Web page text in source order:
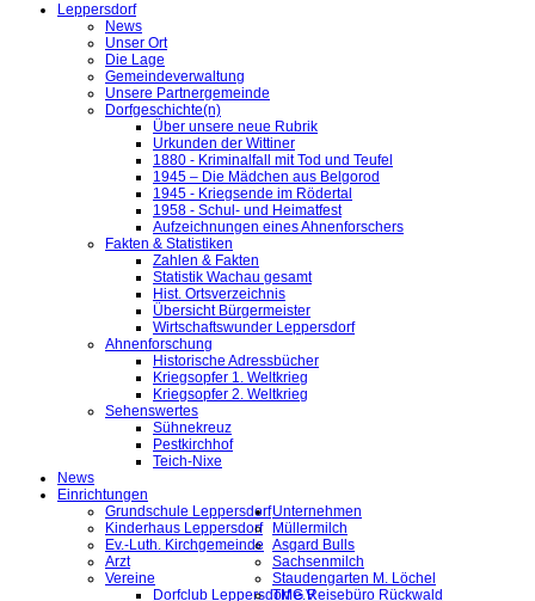
Leppersdorf
News
Unser Ort
Die Lage
Gemeindeverwaltung
Unsere Partnergemeinde
Dorfgeschichte(n)
Über unsere neue Rubrik
Urkunden der Wittiner
1880 - Kriminalfall mit Tod und Teufel
1945 – Die Mädchen aus Belgorod
1945 - Kriegsende im Rödertal
1958 - Schul- und Heimatfest
Aufzeichnungen eines Ahnenforschers
Fakten & Statistiken
Zahlen & Fakten
Statistik Wachau gesamt
Hist. Ortsverzeichnis
Übersicht Bürgermeister
Wirtschaftswunder Leppersdorf
Ahnenforschung
Historische Adressbücher
Kriegsopfer 1. Weltkrieg
Kriegsopfer 2. Weltkrieg
Sehenswertes
Sühnekreuz
Pestkirchhof
Teich-Nixe
News
Einrichtungen
Grundschule Leppersdorf
Kinderhaus Leppersdorf
Ev.-Luth. Kirchgemeinde
Arzt
Vereine
Dorfclub Leppersdorf e.V.
Unternehmen
Müllermilch
Asgard Bulls
Sachsenmilch
Staudengarten M. Löchel
TMG Reisebüro Rückwald